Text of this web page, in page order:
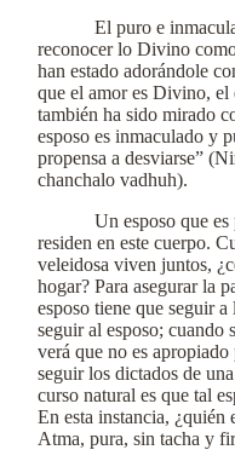
El puro e
reconocer lo Divino
han estado adorándole
que el amor es Divino, el
también ha sido mirado
esposo es inmaculado y
propensa a desviarse”
chanchalo vadhuh).
Un esposo que
residen en este cuerpo.
veleidosa viven juntos,
hogar? Para asegurar la
esposo tiene que seguir a
seguir al esposo; cuando
verá que no es
seguir los dictados de
curso natural es que tal
En esta instancia, ¿quién
Atma, pura, sin tacha y